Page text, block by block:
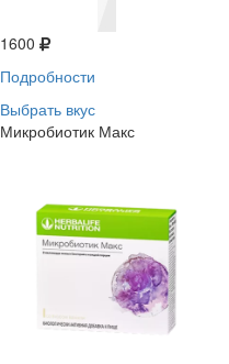
1600
Подробности
Выбрать вкус
Микробиотик Макс